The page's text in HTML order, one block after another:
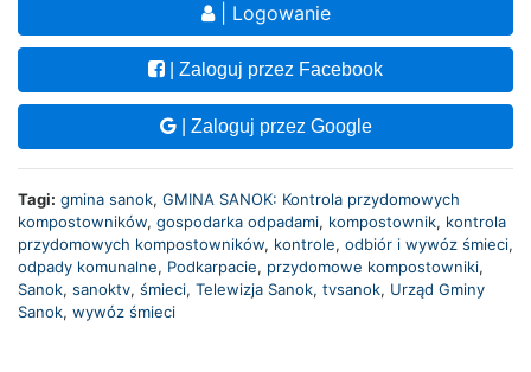
| Logowanie
| Zaloguj przez Facebook
| Zaloguj przez Google
Tagi: gmina sanok, GMINA SANOK: Kontrola przydomowych
kompostowników, gospodarka odpadami, kompostownik, kontrola
przydomowych kompostowników, kontrole, odbiór i wywóz śmieci,
odpady komunalne, Podkarpacie, przydomowe kompostowniki,
Sanok, sanoktv, śmieci, Telewizja Sanok, tvsanok, Urząd Gminy
Sanok, wywóz śmieci